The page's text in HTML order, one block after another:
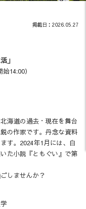
掲載日：2026.05.27
」
14:00）
海道の過去・現在を舞台
の作家です。丹念な資料
す。2024年1月には、白
た小説『ともぐい』で第
しませんか？